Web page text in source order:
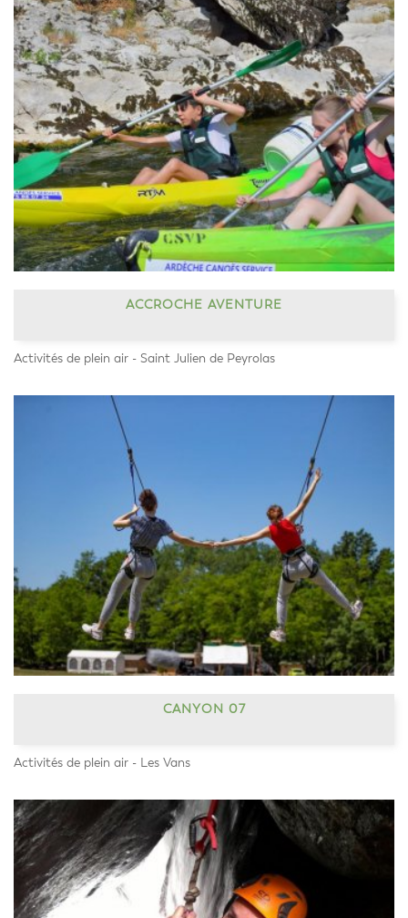
ACCROCHE AVENTURE
Activités de plein air - Saint Julien de Peyrolas
CANYON 07
Activités de plein air - Les Vans